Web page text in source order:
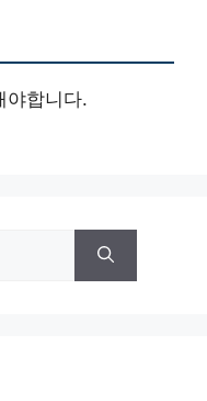
야합니다.